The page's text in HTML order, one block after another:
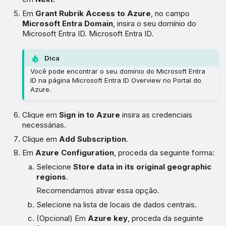
Em Grant Rubrik Access to Azure , no campo
Microsoft Entra Domain , insira o seu domínio do
Microsoft Entra ID. Microsoft Entra ID.
Dica
Você pode encontrar o seu domínio do Microsoft Entra
ID na página Microsoft Entra ID Overview no Portal do
Azure.
Clique emSign in to Azure insira as credenciais
necessárias.
Clique emAdd Subscription.
EmAzure Configuration, proceda da seguinte forma:
SelecioneStore data in its original geographic
regions.
Recomendamos ativar essa opção.
Selecione na lista de locais de dados centrais.
(Opcional) EmAzure key, proceda da seguinte